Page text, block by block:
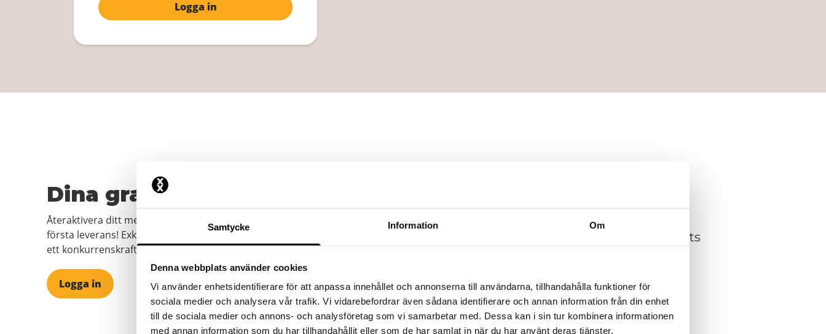
Samtycke Information Om
Denna webbplats använder cookies
Vi använder enhetsidentifierare för att anpassa innehållet och annonserna till användarna, tillhandahålla funktioner för
sociala medier och analysera vår trafik. Vi vidarebefordrar även sådana identifierare och annan information från din enhet
till de sociala medier och annons- och analysföretag som vi samarbetar med. Dessa kan i sin tur kombinera informationen
med annan information som du har tillhandahållit eller som de har samlat in när du har använt deras tjänster.
Logga in
Dina gratis boxershorts väntar.
Återaktivera ditt medlemskap nu och få en gratis välkomstgåva med din
första leverans! Exklusiva designer, högsta kvalitet och överraskande tryck till
ett konkurrenskraftigt pris. Så vad väntar du på?
Logga in
Gratis mystery boxershorts